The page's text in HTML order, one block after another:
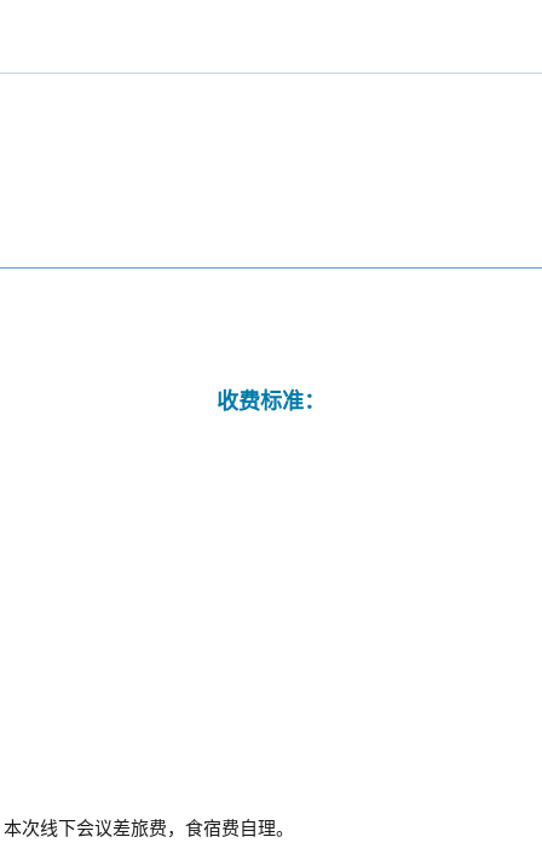
收费标准：
次线下会议差旅费，食宿费自理。